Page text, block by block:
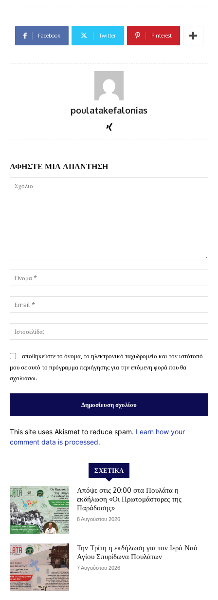
Facebook Twitter Pinterest
poulatakefalonias
ΑΦΗΣΤΕ ΜΙΑ ΑΠΑΝΤΗΣΗ
αποθηκεύστε το όνομα, το ηλεκτρονικό ταχυδρομείο και τον ιστότοπό
μου σε αυτό το πρόγραμμα περιήγησης για την επόμενη φορά που θα
σχολιάσω.
This site uses Akismet to reduce spam. Learn how your
comment data is processed.
ΣΧΕΤΙΚΆ
Απόψε στις 20:00 στα Πουλάτα η
εκδήλωση «Οι Πρωτομάστορες της
Παράδοσης»
8 Αυγούστου 2026
Την Τρίτη η εκδήλωση για τον Ιερό Ναό
Αγίου Σπυρίδωνα Πουλάτων
7 Αυγούστου 2026